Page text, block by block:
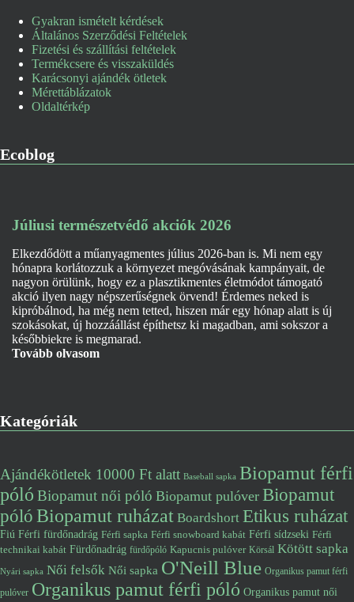
Gyakran ismételt kérdések
Általános Szerződési Feltételek
Fizetési és szállítási feltételek
Termékcsere és visszaküldés
Karácsonyi ajándék ötletek
Mérettáblázatok
Oldaltérkép
Ecoblog
Júliusi természetvédő akciók 2026
Elkezdődött a műanyagmentes július 2026-ban is. Mi nem egy
hónapra korlátozzuk a környezet megóvásának kampányait, de
nagyon örülünk, hogy ez a plasztikmentes életmódot támogató
akció ilyen nagy népszerűségnek örvend! Érdemes neked is
kipróbálnod, ha még nem tetted, hiszen már egy hónap alatt is új
szokásokat, új hozzáállást építhetsz ki magadban, ami sokszor a
későbbiekre is megmarad.
Tovább olvasom
Kategóriák
Ajándékötletek 10000 Ft alatt Baseball sapka Biopamut férfi
póló Biopamut női póló Biopamut pulóver Biopamut
pólóBiopamut ruházat Boardshort Etikus ruházat
Fiú Férfi fürdőnadrág Férfi sapka Férfi snowboard kabát Férfi sídzseki Férfi
technikai kabát Fürdőnadrág fürdőpóló Kapucnis pulóver Körsál Kötött sapka
Nyári sapka Női felsők Női sapka O'Neill Blue Organikus pamut férfi
pulóver Organikus pamut férfi póló Organikus pamut női